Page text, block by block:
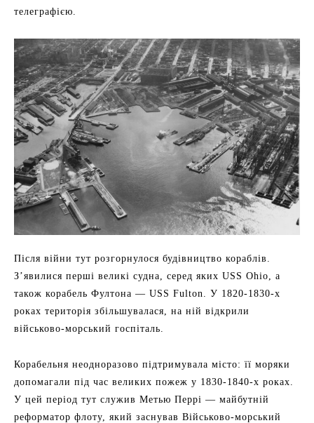
телеграфією.
Після війни тут розгорнулося будівництво кораблів.
З’явилися перші великі судна, серед яких USS Ohio, а
також корабель Фултона — USS Fulton. У 1820-1830-х
роках територія збільшувалася, на ній відкрили
військово-морський госпіталь.
Корабельня неодноразово підтримувала місто: її моряки
допомагали під час великих пожеж у 1830-1840-х роках.
У цей період тут служив Метью Перрі — майбутній
реформатор флоту, який заснував Військово-морський